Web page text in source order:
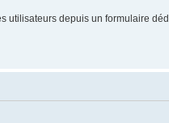
depuis un formulaire